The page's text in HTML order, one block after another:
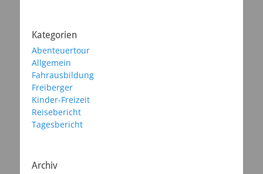
Kategorien
Abenteuertour
Allgemein
Fahrausbildung
Freiberger
Kinder-Freizeit
Reisebericht
Tagesbericht
Archiv